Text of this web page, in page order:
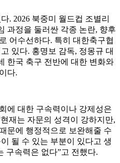
. 2026 북중미 월드컵 조별리
과정을 둘러싼 각종 논란, 향후
어수선하다. 특히 대한축구협
있다. 홍명보 감독, 정몽규 대
한국 축구 전반에 대한 변화와
다.
에 대한 구속력이나 강제성은
재는 자문의 성격이 강하지만,
문에 행정적으로 보완해줄 수
될 수 있는 부분이 있다고 생
구속력은 없다”고 전했다.